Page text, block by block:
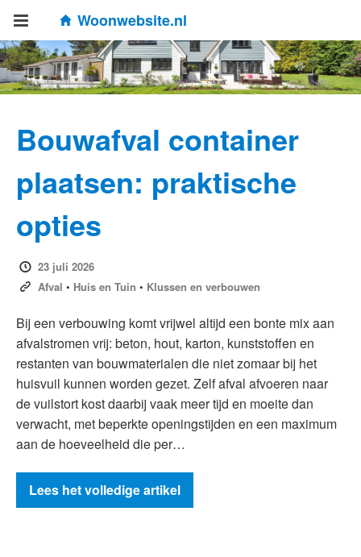
Woonwebsite.nl
Bouwafval container
plaatsen: praktische
opties
23 juli 2026
Afval • Huis en Tuin • Klussen en verbouwen
Bij een verbouwing komt vrijwel altijd een bonte mix aan
afvalstromen vrij: beton, hout, karton, kunststoffen en
restanten van bouwmaterialen die niet zomaar bij het
huisvuil kunnen worden gezet. Zelf afval afvoeren naar
de vuilstort kost daarbij vaak meer tijd en moeite dan
verwacht, met beperkte openingstijden en een maximum
aan de hoeveelheid die per…
Lees het volledige artikel